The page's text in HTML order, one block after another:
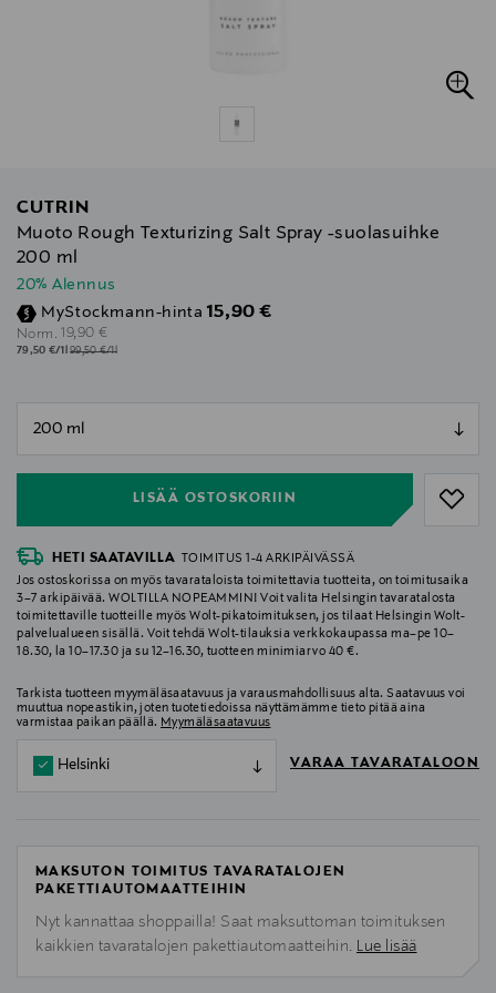
CUTRIN
Muoto Rough Texturizing Salt Spray -suolasuihke
200 ml
20% Alennus
MyStockmann-hinta Discounted Price
15,90 €
Norm. Original Price
19,90 €
79,50 €/1l99,50 €/1l
LISÄÄ OSTOSKORIIN
null
HETI SAATAVILLA TOIMITUS 1-4 ARKIPÄIVÄSSÄ
Jos ostoskorissa on myös tavarataloista toimitettavia tuotteita, on toimitusaika
3–7 arkipäivää. WOLTILLA NOPEAMMIN! Voit valita Helsingin tavaratalosta
toimitettaville tuotteille myös Wolt-pikatoimituksen, jos tilaat Helsingin Wolt-
palvelualueen sisällä. Voit tehdä Wolt-tilauksia verkkokaupassa ma–pe 10–
18.30, la 10–17.30 ja su 12–16.30, tuotteen minimiarvo 40 €.
Tarkista tuotteen myymäläsaatavuus ja varausmahdollisuus alta. Saatavuus voi
muuttua nopeastikin, joten tuotetiedoissa näyttämämme tieto pitää aina
varmistaa paikan päällä. Myymäläsaatavuus
Helsinki VARAA TAVARATALOON
MAKSUTON TOIMITUS TAVARATALOJEN
PAKETTIAUTOMAATTEIHIN
Nyt kannattaa shoppailla! Saat maksuttoman toimituksen
kaikkien tavaratalojen pakettiautomaatteihin. Lue lisää